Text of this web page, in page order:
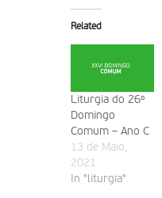
Related
Liturgia do 26º
Domingo
Comum – Ano C
13 de Maio,
2021
In "liturgia"